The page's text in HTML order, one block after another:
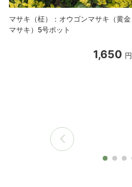
マサキ（柾）：オウゴンマサキ（黄金
マサキ）5号ポット
1,650 円